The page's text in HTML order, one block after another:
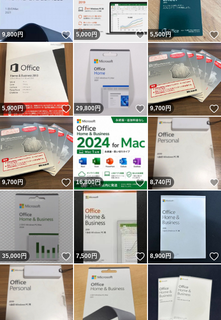
9,800円 いいね！
5,000円 いいね！
5,500円
5,900円 いいね！
29,800円 いいね！
9,700円
9,700円 いいね！
16,800円 いいね！
8,740円
35,000円 いいね！
7,500円 いいね！
8,900円